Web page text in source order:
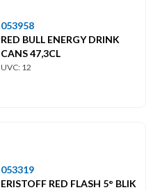
053958
RED BULL ENERGY DRINK
CANS 47,3CL
UVC: 12
053319
ERISTOFF RED FLASH 5° BLIK